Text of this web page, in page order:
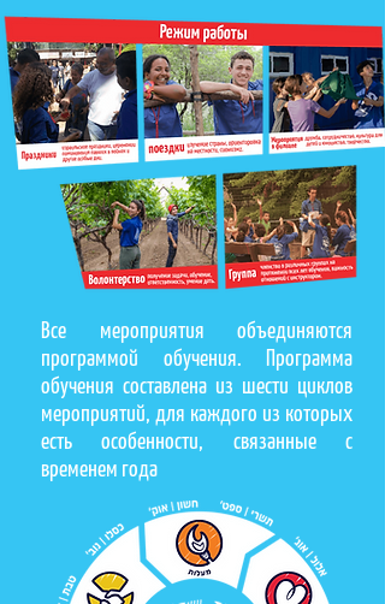
Все мероприятия объединяются
программой обучения. Программа
обучения составлена из шести циклов
мероприятий, для каждого из которых
есть особенности, связанные с
временем года